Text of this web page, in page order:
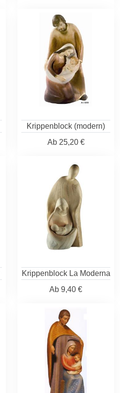
Krippenblock (modern)
Ab25,20 €
Krippenblock La Moderna
Ab 9,40 €